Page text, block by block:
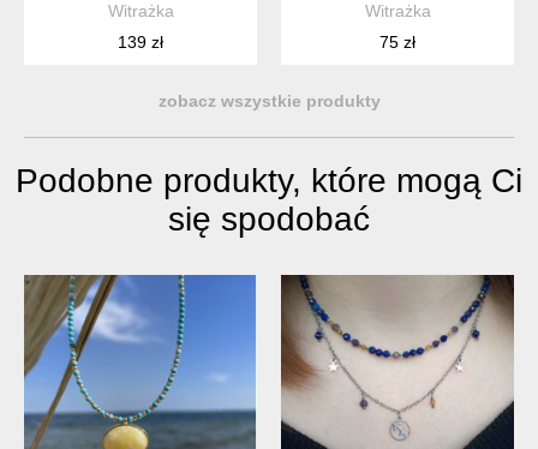
Witrażka
139 zł
Witrażka
75 zł
zobacz wszystkie produkty
Podobne produkty, które mogą Ci
się spodobać